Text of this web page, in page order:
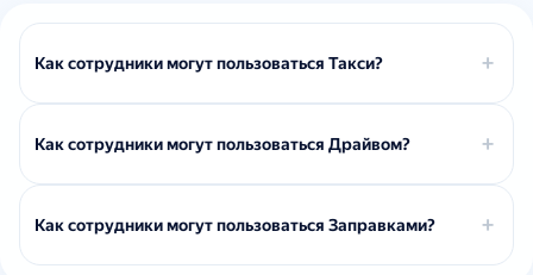
Как сотрудники могут пользоваться Такси?
Как сотрудники могут пользоваться Драйвом?
Как сотрудники могут пользоваться Заправками?